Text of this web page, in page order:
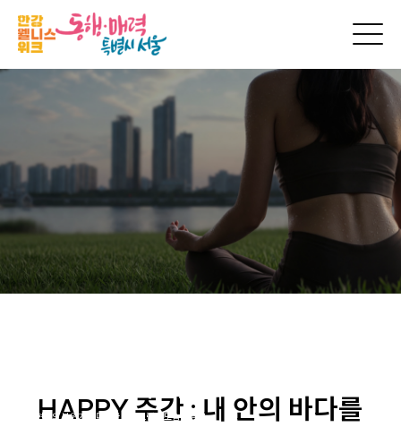
생생한 순간을 만나보세요
행사 현장의 분위기와 다양한 프로그램의 모습을 담은
HAPPY 주간 : 내 안의 바다를